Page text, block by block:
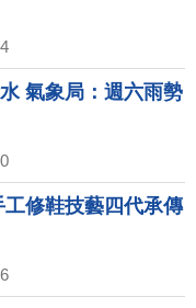
氣象局：週六雨勢
修鞋技藝四代承傳